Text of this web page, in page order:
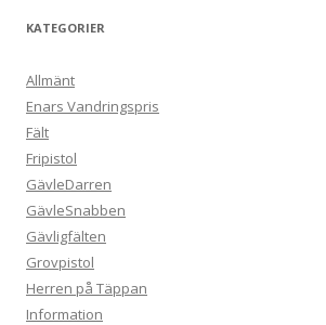
KATEGORIER
Allmänt
Enars Vandringspris
Fält
Fripistol
GävleDarren
GävleSnabben
Gävligfälten
Grovpistol
Herren på Täppan
Information